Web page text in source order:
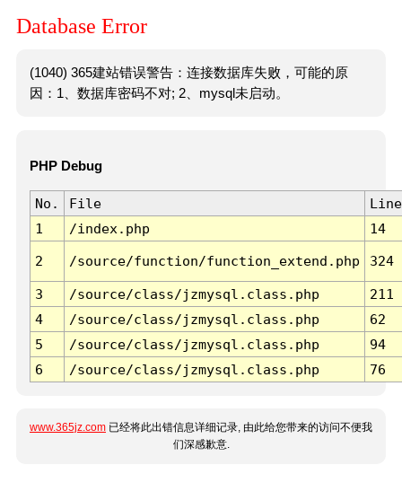
Database Error
(1040) 365建站错误警告：连接数据库失败，可能的原
因：1、数据库密码不对; 2、mysql未启动。
PHP Debug
No. File
Line
1
/index.php 14
2 /source/function/function_extend.php 324
3 /source/class/jzmysql.class.php
211
4
/source/class/jzmysql.class.php
62
5
/source/class/jzmysql.class.php
94
6
/source/class/jzmysql.class.php 76
www.365jz.com 已经将此出错信息详细记录, 由此给您带来的访问不便我
们深感歉意.